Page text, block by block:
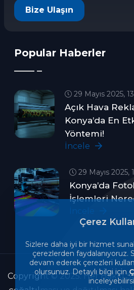
Bize Ulaşın
Popular Haberler
29 Mayıs 2025,
Açık Hava
Konya’da En
Yöntemi!
İncele
29 Mayıs 2025,
Konya’da
İşlemleri
İncele
Copyright © 2025. Her Hakkı
Çerez
Sizlere daha iyi bir hizmet
çerezlerden faydalanıyoruz.
devam ederek çerezleri
olursunuz. Detaylı bilgi için